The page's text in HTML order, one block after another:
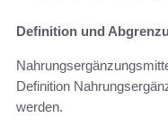
Definition und
Definition
werden.